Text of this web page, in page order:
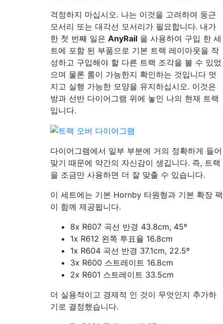
걱정하지 마십시오. 나는 이것을 고려하여 둥근
모서리 또는 대각선 모서리가 필요합니다. 내가
한 첫 번째 일은 AnyRail 을 사용하여 구입 한 세
트에 포함 된 부품으로 기본 트랙 레이아웃을 작
성하고 구입해야 할 다른 트랙 조각을 볼 수 있었
으며 물론 룸이 가능한지 확인하는 것입니다 멋
지고 실행 가능한 모양을 유지하십시오. 이것은
방과 선반 다이어그램 위에 놓인 나의 현재 트랙
입니다.
다이어그램에서 일부 부분에 거의 정확하게 들어
맞기 때문에 약간의 자신감이 생깁니다. 즉, 트랙
을 조금만 사용하면 더 잘 맞출 수 있습니다.
이 세트에는 기본 Hornby 타원형과 기본 확장 팩
이 함께 제공됩니다.
8x R607 곡선 반경 43.8cm, 45º
1x R612 왼쪽 투표율 16.8cm
1x R604 곡선 반경 37.1cm, 22.5º
3x R600 스트레이트 16.8cm
2x R601 스트레이트 33.5cm
더 실용적이고 경제적 인 것이 무엇인지 추가하
기로 결정했습니다.